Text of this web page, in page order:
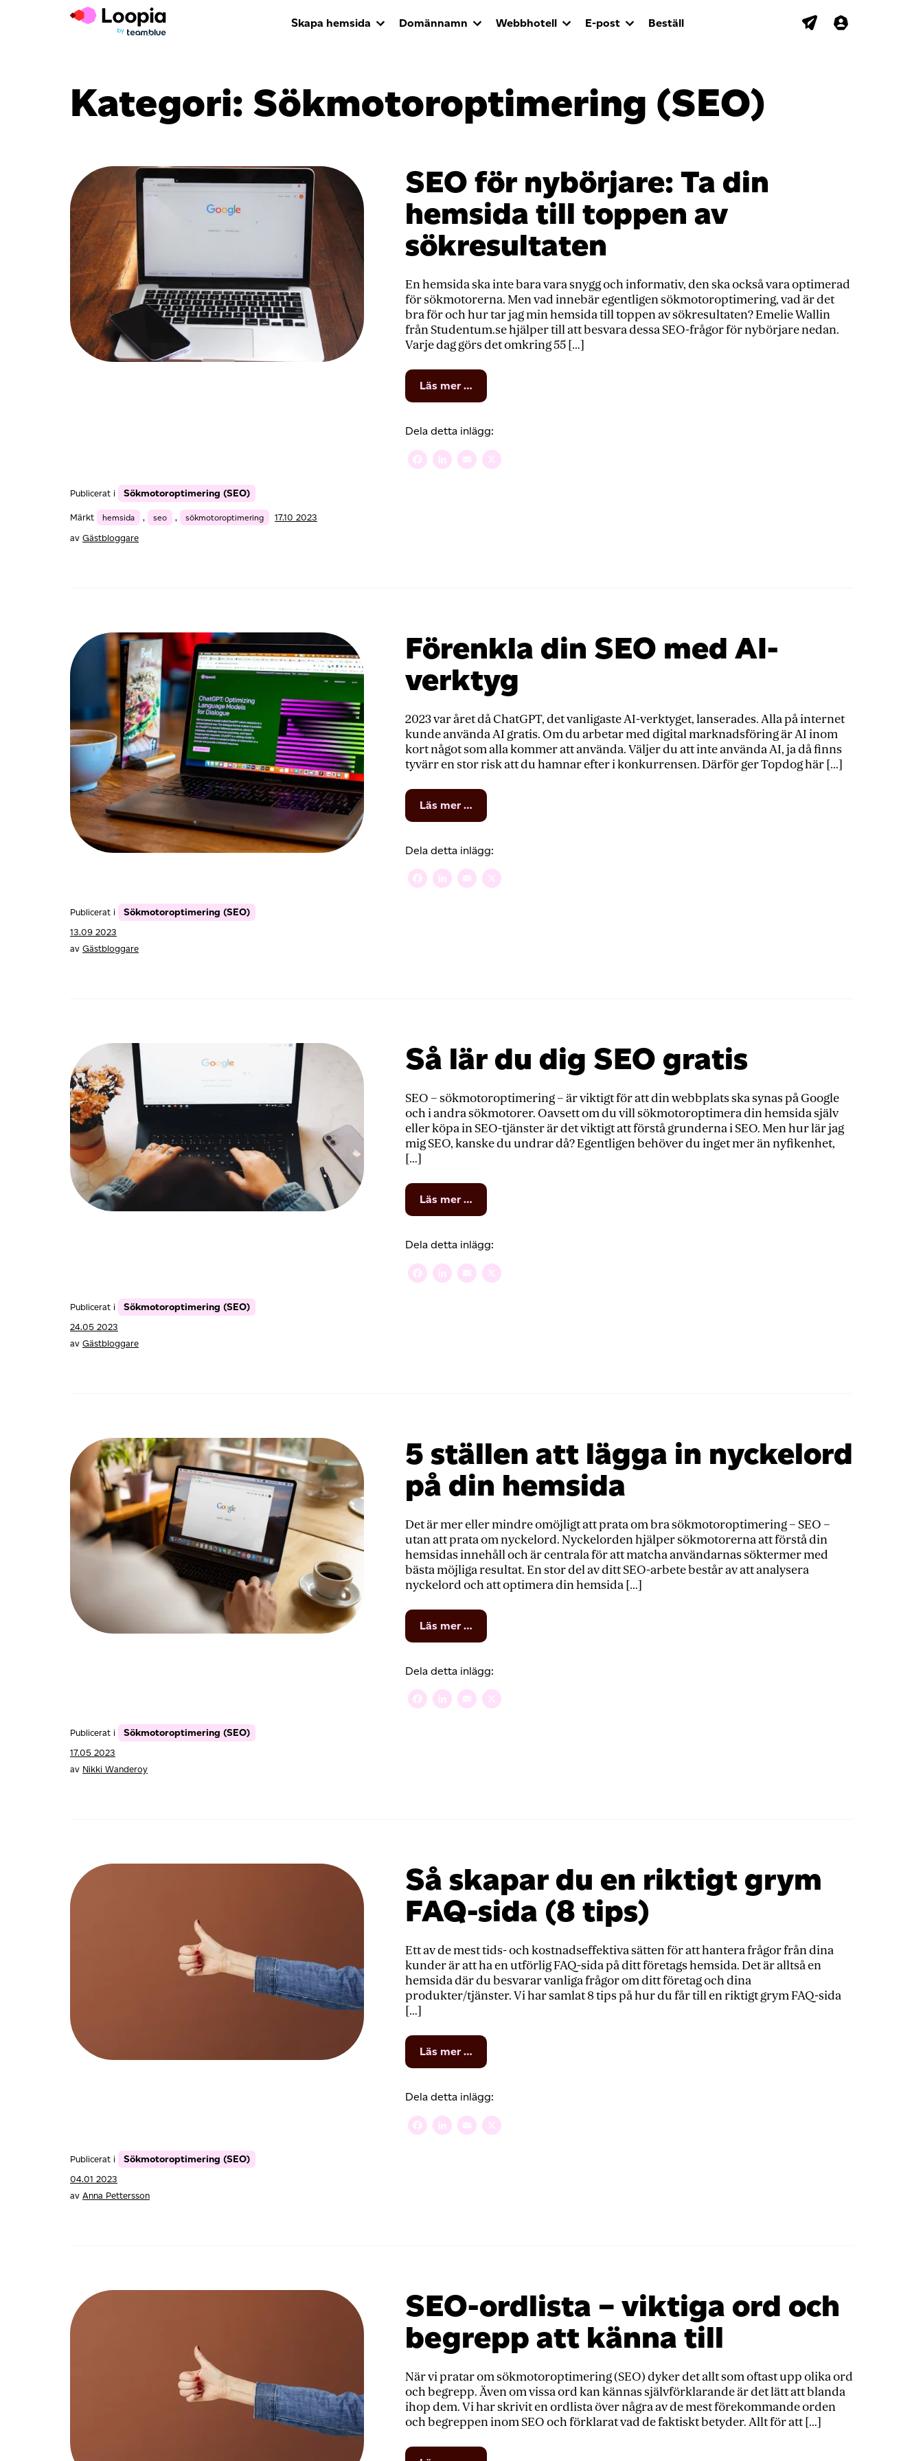
Skapa hemsida Domännamn Webbhotell E-post Beställ
Kategori: Sökmotoroptimering (SEO)
SEO för nybörjare: Ta din
hemsida till toppen av
sökresultaten
En hemsida ska inte bara vara snygg och informativ, den ska också vara optimerad
för sökmotorerna. Men vad innebär egentligen sökmotoroptimering, vad är det
bra för och hur tar jag min hemsida till toppen av sökresultaten? Emelie Wallin
från Studentum.se hjälper till att besvara dessa SEO-frågor för nybörjare nedan.
Varje dag görs det omkring 55 […]
Läs mer …from
SEO
nybörjare:
Ta
din
hemsida
Dela detta inlägg:
Facebook
LinkedIn
Email
Publicerat i Sökmotoroptimering (SEO)
Märkt hemsida , seo , sökmotoroptimering
17.10 2023
av Gästbloggare
Förenkla din SEO med AI-
verktyg
2023 var året då ChatGPT, det vanligaste AI-verktyget, lanserades. Alla på internet
kunde använda AI gratis. Om du arbetar med digital marknadsföring är AI inom
kort något som alla kommer att använda. Väljer du att inte använda AI, ja då finns
tyvärr en stor risk att du hamnar efter i konkurrensen. Därför ger Topdog här […]
Läs mer …from
Förenkla
SEO
med
AI-
verktyg
Dela detta inlägg:
Facebook
LinkedIn
Email
Publicerat i Sökmotoroptimering (SEO)
13.09 2023
av Gästbloggare
Så lär du dig SEO gratis
SEO – sökmotoroptimering – är viktigt för att din webbplats ska synas på Google
och i andra sökmotorer. Oavsett om du vill sökmotoroptimera din hemsida själv
eller köpa in SEO-tjänster är det viktigt att förstå grunderna i SEO. Men hur lär jag
mig SEO, kanske du undrar då? Egentligen behöver du inget mer än nyfikenhet,
[…]
Läs mer …from
Så
du
dig
SEO
gratis
Dela detta inlägg:
Facebook
LinkedIn
Email
Publicerat i Sökmotoroptimering (SEO)
24.05 2023
av Gästbloggare
5 ställen att lägga in nyckelord
på din hemsida
Det är mer eller mindre omöjligt att prata om bra sökmotoroptimering – SEO –
utan att prata om nyckelord. Nyckelorden hjälper sökmotorerna att förstå din
hemsidas innehåll och är centrala för att matcha användarnas söktermer med
bästa möjliga resultat. En stor del av ditt SEO-arbete består av att analysera
nyckelord och att optimera din hemsida […]
Läs mer …from
att
lägga
in
nyckelord
Dela detta inlägg:
Facebook
LinkedIn
Email
Publicerat i Sökmotoroptimering (SEO)
17.05 2023
av Nikki Wanderoy
Så skapar du en riktigt grym
FAQ-sida (8 tips)
Ett av de mest tids- och kostnadseffektiva sätten för att hantera frågor från dina
kunder är att ha en utförlig FAQ-sida på ditt företags hemsida. Det är alltså en
hemsida där du besvarar vanliga frågor om ditt företag och dina
produkter/tjänster. Vi har samlat 8 tips på hur du får till en riktigt grym FAQ-sida
[…]
Läs mer …from
Så
du
en
riktigt
grym
Dela detta inlägg:
Facebook
LinkedIn
Email
Publicerat i Sökmotoroptimering (SEO)
04.01 2023
av Anna Pettersson
SEO-ordlista – viktiga ord och
begrepp att känna till
När vi pratar om sökmotoroptimering (SEO) dyker det allt som oftast upp olika ord
och begrepp. Även om vissa ord kan kännas självförklarande är det lätt att blanda
ihop dem. Vi har skrivit en ordlista över några av de mest förekommande orden
och begreppen inom SEO och förklarat vad de faktiskt betyder. Allt för att […]